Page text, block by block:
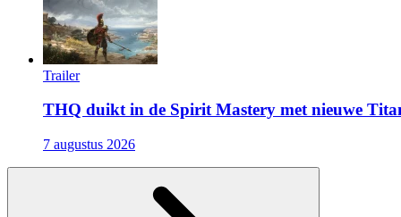
Trailer
THQ duikt in de Spirit Mastery met nieuwe
7 augustus 2026